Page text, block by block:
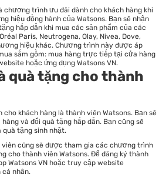
chương trình ưu đãi dành cho khách hàng khi
hiệu đồng hành của Watsons. Bạn sẽ nhận
hấp dẫn khi mua các sản phẩm của các
Paris, Neutrogena, Olay, Nivea, Dove,
hiệu khác. Chương trình này được áp
sắm gồm: mua hàng trực tiếp tại cửa hàng
hoặc ứng dụng Watsons VN.
quà tặng cho thành
khách hàng là thành viên Watsons. Bạn sẽ
và đổi quà tặng hấp dẫn. Bạn cũng sẽ
tặng sinh nhật.
viên cũng sẽ được tham gia các chương trình
cho thành viên Watsons. Để đăng ký thành
Watsons VN hoặc truy cập website
nhân.